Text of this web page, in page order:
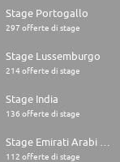
Stage Portogallo
297 offerte di stage
Stage Lussemburgo
214 offerte di stage
Stage India
136 offerte di stage
112 offerte di stage